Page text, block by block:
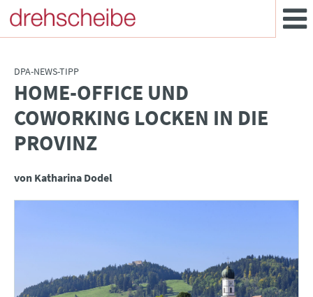
DPA-NEWS-TIPP
:HOME-OFFICE UND
COWORKING LOCKEN IN DIE
PROVINZ
von Katharina Dodel